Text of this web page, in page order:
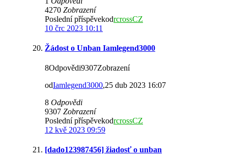
4270 Zobrazení
Poslední příspěvekodrcrossCZ
10 črc 2023 10:11
Žádost o Unban Iamlegend3000
8Odpovědi9307Zobrazení
odIamlegend3000,25 dub 2023 16:07
8 Odpovědi
9307 Zobrazení
Poslední příspěvekodrcrossCZ
12 kvě 2023 09:59
[dado123987456] žiadosť o unban